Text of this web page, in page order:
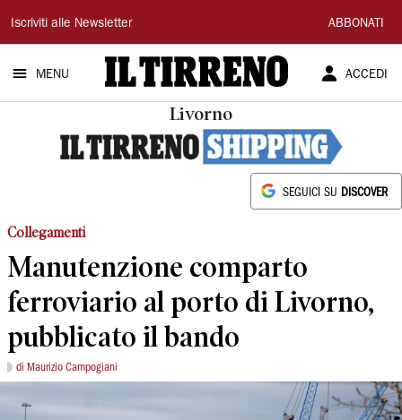
Il
Tirreno
Iscriviti alle Newsletter ABBONATI
MENU ACCEDI
Livorno
SEGUICI SU DISCOVER
Collegamenti
Manutenzione comparto
ferroviario al porto di Livorno,
pubblicato il bando
di Maurizio Campogiani